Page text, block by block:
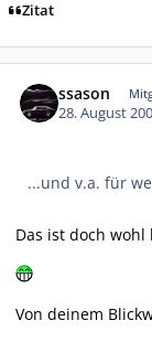
Zitat
ssason
28. August
...und v.a. für
Das ist doch wohl
Von deinem